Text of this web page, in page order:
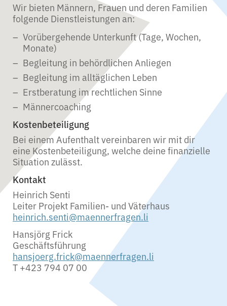
Wir bieten Männern, Frauen und deren Familien
folgende Dienstleistungen an:
Vorübergehende Unterkunft (Tage, Wochen,
Monate)
Begleitung in behördlichen Anliegen
Begleitung im alltäglichen Leben
Erstberatung im rechtlichen Sinne
Männercoaching
Kostenbeteiligung
Bei einem Aufenthalt vereinbaren wir mit dir
eine Kostenbeteiligung, welche deine finanzielle
Situation zulässt.
Kontakt
Heinrich Senti
Leiter Projekt Familien- und Väterhaus
heinrich.senti@maennerfragen.li
Hansjörg Frick
Geschäftsführung
hansjoerg.frick@maennerfragen.li
T +423 794 07 00